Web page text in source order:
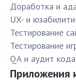
Доработка и
UX- и
Тестирование
Тестирование
QA и аудит кода
Приложения